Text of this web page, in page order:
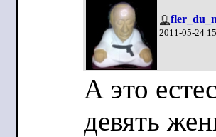
2011-05-24
А это
девять